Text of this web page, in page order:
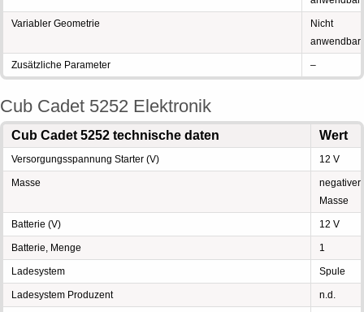
Variabler Geometrie
Nicht
anwendbar
Zusätzliche Parameter –
Cub Cadet 5252 Elektronik
Cub Cadet 5252 technische daten Wert
Versorgungsspannung Starter (V) 12 V
Masse
negativer
Masse
Batterie (V) 12 V
Batterie, Menge 1
Ladesystem Spule
Ladesystem Produzent n.d.